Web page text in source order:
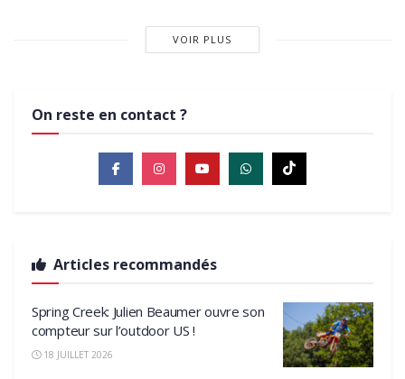
VOIR PLUS
On reste en contact ?
Articles recommandés
Spring Creek: Julien Beaumer ouvre son
compteur sur l’outdoor US !
18 JUILLET 2026